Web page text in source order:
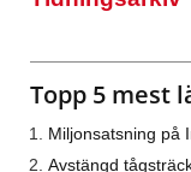
Topp 5 mest
Miljonsatsning på
Avstängd